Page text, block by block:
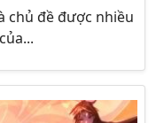
chủ đề được nhiều